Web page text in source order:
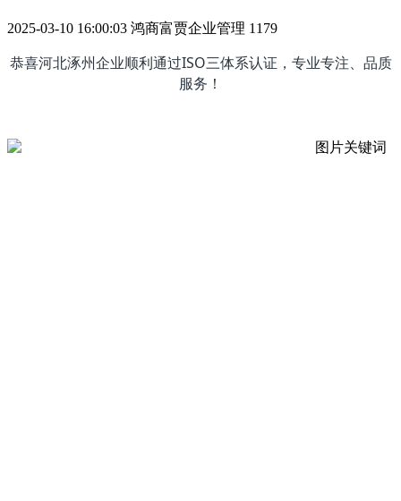
2025-03-10 16:00:03 鸿商富贾企业管理 1179
恭喜河北涿州企业顺利通过ISO三体系认证，专业专注、品质
服务！